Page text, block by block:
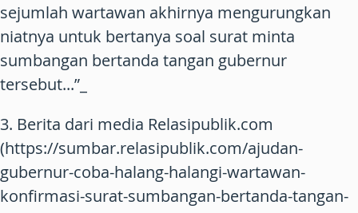
sejumlah wartawan akhirnya mengurungkan
niatnya untuk bertanya soal surat minta
sumbangan bertanda tangan gubernur
tersebut...”_
3. Berita dari media Relasipublik.com
(https://sumbar.relasipublik.com/ajudan-
gubernur-coba-halang-halangi-wartawan-
konfirmasi-surat-sumbangan-bertanda-tangan-